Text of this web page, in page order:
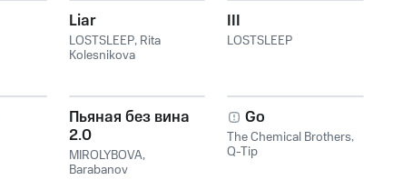
Liar
LOSTSLEEP, Rita
Kolesnikova
III
LOSTSLEEP
Пьяная без вина
2.0
MIROLYBOVA,
Barabanov
Go
The Chemical Brothers,
Q-Tip